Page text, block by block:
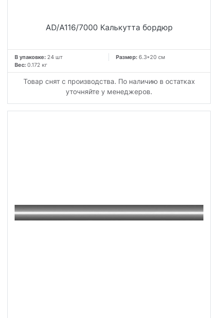
AD/A116/7000 Калькутта бордюр
В упаковке: 24 шт Размер: 6.3*20 см
Вес: 0.172 кг
Товар снят с производства. По наличию в остатках
уточняйте у менеджеров.